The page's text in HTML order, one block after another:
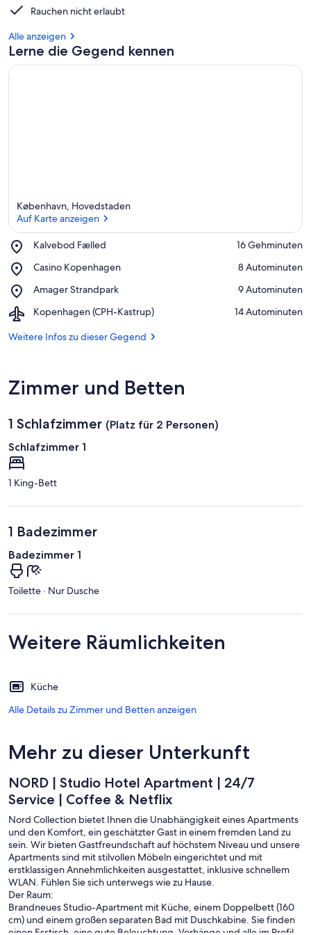
Rauchen nicht erlaubt
Alle anzeigen
Lerne die Gegend kennen
København, Hovedstaden
Auf Karte anzeigen
Kalvebod Fælled
Place,
Fælled
‪16 Gehminuten‬
Casino Kopenhagen
Place,
Kopenhagen
‪8 Autominuten‬
Amager Strandpark
Place,
Strandpark
‪9 Autominuten‬
Kopenhagen (CPH-Kastrup)
Airport,
(CPH-
‪14 Autominuten‬
Weitere Infos zu dieser Gegend
Zimmer und Betten
1 Schlafzimmer (Platz für 2 Personen)
Schlafzimmer 1
1 King-Bett
1 Badezimmer
Badezimmer 1
Toilette · Nur Dusche
Weitere Räumlichkeiten
Küche
Alle Details zu Zimmer und Betten anzeigen
Mehr zu dieser Unterkunft
NORD | Studio Hotel Apartment | 24/7
Service | Coffee & Netflix
Nord Collection bietet Ihnen die Unabhängigkeit eines Apartments
und den Komfort, ein geschätzter Gast in einem fremden Land zu
sein. Wir bieten Gastfreundschaft auf höchstem Niveau und unsere
Apartments sind mit stilvollen Möbeln eingerichtet und mit
erstklassigen Annehmlichkeiten ausgestattet, inklusive schnellem
WLAN. Fühlen Sie sich unterwegs wie zu Hause.
Der Raum:
Brandneues Studio-Apartment mit Küche, einem Doppelbett (160
cm) und einem großen separaten Bad mit Duschkabine. Sie finden
einen Esstisch, eine gute Beleuchtung, Vorhänge und alle im Profil